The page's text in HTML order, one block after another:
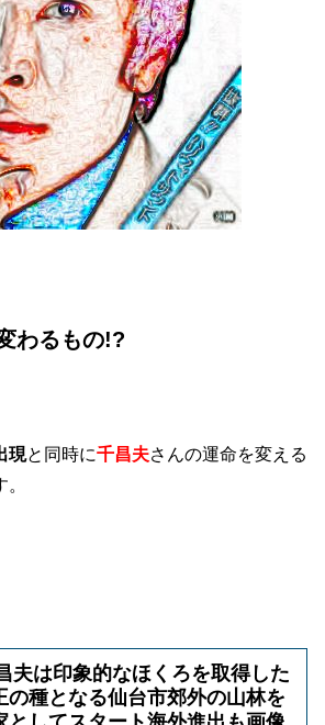
わるもの!?
現と同時に千昌夫さんの運命を変える
夫は印象的なほくろを取得した
の種となる仙台市郊外の山林を